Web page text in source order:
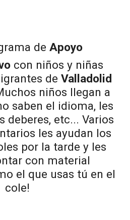
de Apoyo
con niños y niñas
de Valladolid
niños llegan a
saben el idioma, les
deberes, etc... Varios
les ayudan los
por la tarde y les
con material
el que usas tú en el
cole!